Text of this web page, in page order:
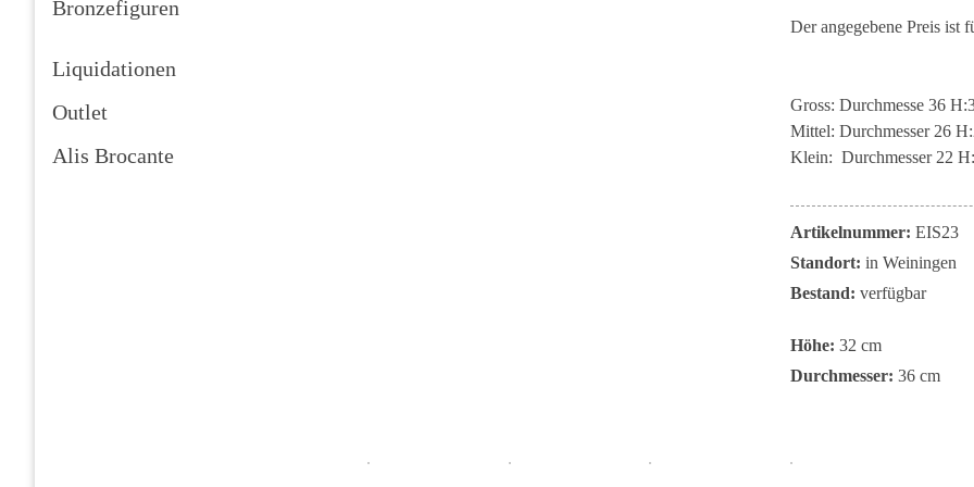
Der angegebene Preis ist
Gross: Durchmesse 36
Mittel: Durchmesser 26
Klein: Durchmesser 22
Artikelnummer: EIS23
Standort: in Weiningen
Bestand: verfügbar
Höhe: 32 cm
Durchmesser: 36 cm
Bronzefiguren
Liquidationen
Outlet
Alis Brocante